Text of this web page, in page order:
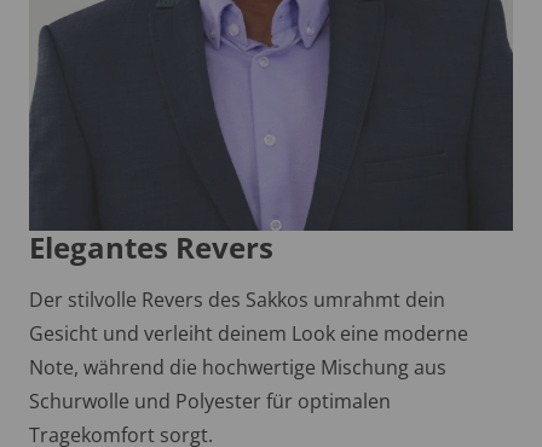
Elegantes Revers
Der stilvolle Revers des Sakkos umrahmt dein
Gesicht und verleiht deinem Look eine moderne
Note, während die hochwertige Mischung aus
Schurwolle und Polyester für optimalen
Tragekomfort sorgt.